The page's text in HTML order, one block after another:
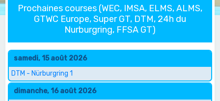
Prochaines courses (WEC, IMSA, ELMS, ALMS,
GTWC Europe, Super GT, DTM, 24h du
Nurburgring, FFSA GT)
samedi, 15 août 2026
DTM - Nürburgring 1
dimanche, 16 août 2026